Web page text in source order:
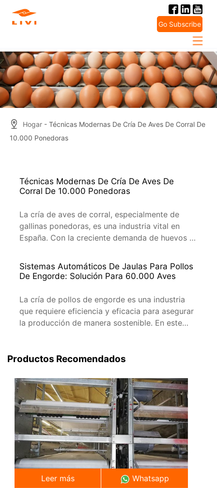
Go Subscribe
Hogar - Técnicas Modernas De Cría De Aves De Corral De
10.000 Ponedoras
Técnicas Modernas De Cría De Aves De
Corral De 10.000 Ponedoras
La cría de aves de corral, especialmente de
gallinas ponedoras, es una industria vital en
España. Con la creciente demanda de huevos y
sostenibilidad, las técnicas modernas de cría de
aves de corral de 10.000 ponedoras han
continuación, exploraremos algunas de las […]
Sistemas Automáticos De Jaulas Para Pollos
De Engorde: Solución Para 60.000 Aves
La cría de pollos de engorde es una industria
que requiere eficiencia y eficacia para asegurar
la producción de manera sostenible. En este
manera en que se gestiona la cría de aves en
implementación de […]
Productos Recomendados
Leer más Whatsapp